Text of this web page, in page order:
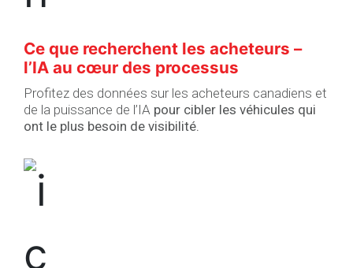
Ce que recherchent les acheteurs –
l’IA au cœur des processus
Profitez des données sur les acheteurs canadiens et
de la puissance de l’IA pour cibler les véhicules qui
ont le plus besoin de visibilité.